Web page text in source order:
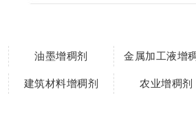
油墨增稠剂 金属加工液增
建筑材料增稠剂 农业增稠剂